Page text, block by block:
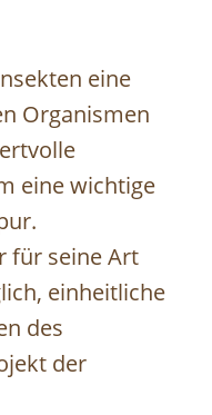
eine
Organismen
eine wichtige
für seine Art
einheitliche
des
der